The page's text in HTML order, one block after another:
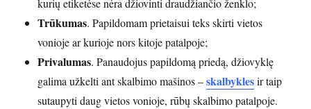
kurių etiketėse nėra džiovinti draudžiančio ženklo;
Trūkumas. Papildomam prietaisui teks skirti vietos
vonioje ar kurioje nors kitoje patalpoje;
Privalumas. Panaudojus papildomą priedą, džiovyklę
galima užkelti ant skalbimo mašinos –skalbyklesir taip
sutaupyti daug vietos vonioje, rūbų skalbimo patalpoje.